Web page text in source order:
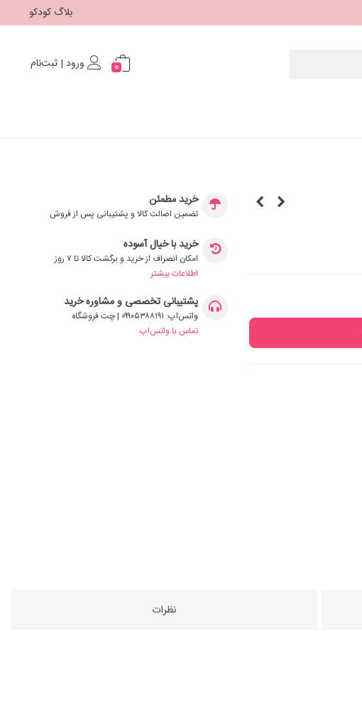
بلاگ کودکو
0 ورود | ثبت‌نام
خرید مطمئن
تضمین اصالت کالا و پشتیبانی پس از فروش
خرید با خیال آسوده
امکان انصراف از خرید و برگشت کالا تا ۷ روز
اطلاعات بیشتر
پشتیبانی تخصصی و مشاوره خرید
واتس‌اپ: ۰۹۹۰۵۳۸۸۱۹۱ | چت فروشگاه
تماس با واتس‌اپ
نظرات